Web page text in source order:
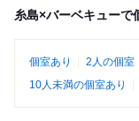
糸島×バーベキューで
個室あり 2人の個室
10人未満の個室あり